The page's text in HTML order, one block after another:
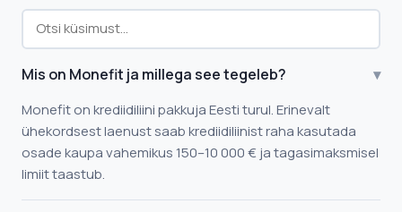
Mis on Monefit ja millega see tegeleb? ▾
Monefit on krediidiliini pakkuja Eesti turul. Erinevalt
ühekordsest laenust saab krediidiliinist raha kasutada
osade kaupa vahemikus 150–10 000 € ja tagasimaksmisel
limiit taastub.